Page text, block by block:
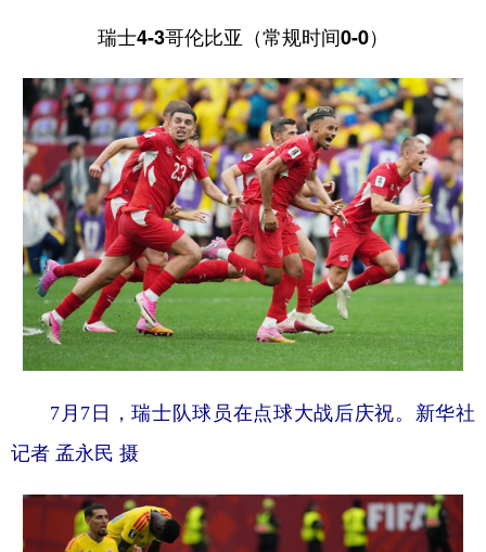
瑞士4-3哥伦比亚（常规时间0-0）
7月7日，瑞士队球员在点球大战后庆祝。新华社
记者 孟永民 摄